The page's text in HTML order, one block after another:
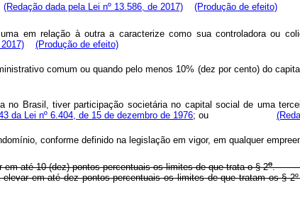
(Redação dada pela Lei nº 13.586, de 2017) (Produção de efeito)
em relação à outra a caracterize como sua controladora ou
(Produção de efeito)
comum ou quando pelo menos 10% (dez por
no Brasil, tiver participação societária no capital social de uma
da Lei nº 6.404, de 15 de dezembro de 1976; ou
condomínio, conforme definido na legislação em vigor, em
até 10 (dez) pontos percentuais os limites de que trata o § 2o
em até dez pontos percentuais os limites de que tratam os § 2º